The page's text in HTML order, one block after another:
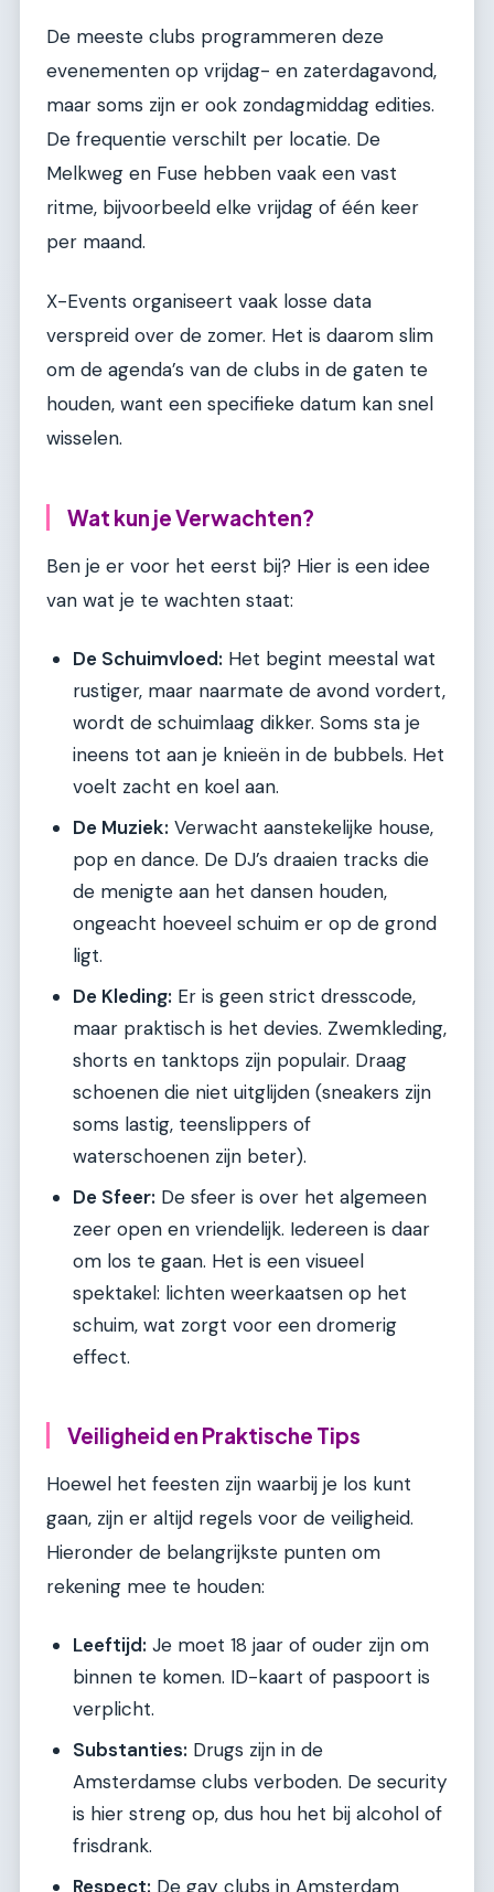
De meeste clubs programmeren deze
evenementen op vrijdag- en zaterdagavond,
maar soms zijn er ook zondagmiddag edities.
De frequentie verschilt per locatie. De
Melkweg en Fuse hebben vaak een vast
ritme, bijvoorbeeld elke vrijdag of één keer
per maand.
X-Events organiseert vaak losse data
verspreid over de zomer. Het is daarom slim
om de agenda’s van de clubs in de gaten te
houden, want een specifieke datum kan snel
wisselen.
Wat kun je Verwachten?
Ben je er voor het eerst bij? Hier is een idee
van wat je te wachten staat:
De Schuimvloed: Het begint meestal wat
rustiger, maar naarmate de avond vordert,
wordt de schuimlaag dikker. Soms sta je
ineens tot aan je knieën in de bubbels. Het
voelt zacht en koel aan.
De Muziek: Verwacht aanstekelijke house,
pop en dance. De DJ’s draaien tracks die
de menigte aan het dansen houden,
ongeacht hoeveel schuim er op de grond
ligt.
De Kleding: Er is geen strict dresscode,
maar praktisch is het devies. Zwemkleding,
shorts en tanktops zijn populair. Draag
schoenen die niet uitglijden (sneakers zijn
soms lastig, teenslippers of
waterschoenen zijn beter).
De Sfeer: De sfeer is over het algemeen
zeer open en vriendelijk. Iedereen is daar
om los te gaan. Het is een visueel
spektakel: lichten weerkaatsen op het
schuim, wat zorgt voor een dromerig
effect.
Veiligheid en Praktische Tips
Hoewel het feesten zijn waarbij je los kunt
gaan, zijn er altijd regels voor de veiligheid.
Hieronder de belangrijkste punten om
rekening mee te houden:
Leeftijd: Je moet 18 jaar of ouder zijn om
binnen te komen. ID-kaart of paspoort is
verplicht.
Substanties: Drugs zijn in de
Amsterdamse clubs verboden. De security
is hier streng op, dus hou het bij alcohol of
frisdrank.
Respect: De gay clubs in Amsterdam